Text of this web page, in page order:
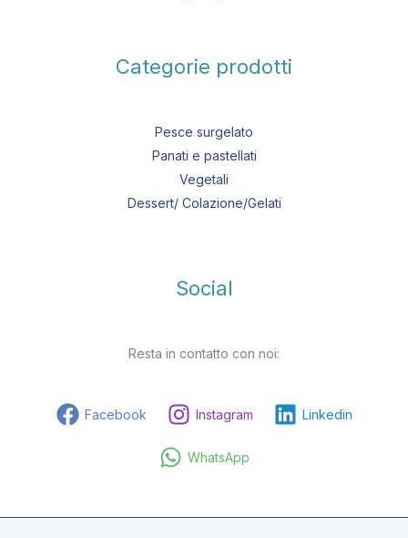
Categorie prodotti
Pesce surgelato
Panati e pastellati
Vegetali
Dessert/ Colazione/Gelati
Social
Resta in contatto con noi:
Facebook Instagram Linkedin
WhatsApp